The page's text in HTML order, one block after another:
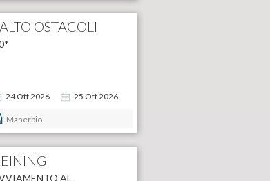
OSTACOLI
24Ott2026 25 Ott2026
Manerbio
AL